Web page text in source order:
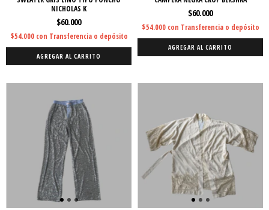
NICHOLAS K
$60.000
$54.000 con Transferencia o depósito
AGREGAR AL CARRITO
$60.000
$54.000 con Transferencia o depósito
AGREGAR AL CARRITO